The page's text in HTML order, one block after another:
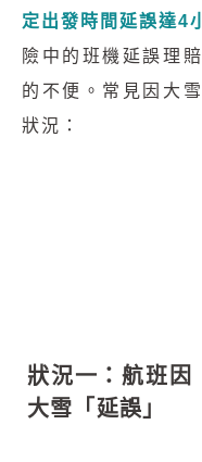
定出發時間延誤達4
險中的班機延誤理
的不便。常見因大
狀況：
狀況一：航班因
大雪「延誤」